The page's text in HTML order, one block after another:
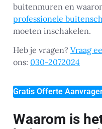
buitenmuren en
professionele
moeten inschakelen.
Heb je vragen? Vraag
ons: 030-2072024
Gratis Offerte
Waarom is